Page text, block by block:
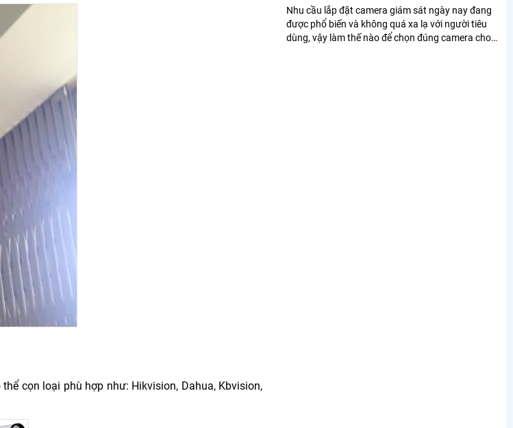
cọn loại phù hợp như: Hikvision, Dahua, Kbvision,
Nhu cầu lắp đặt camera giám sát ngày nay đang
được phổ biến và không quá xa lạ với người tiêu
dùng, vậy làm thế nào để chọn đúng camera cho